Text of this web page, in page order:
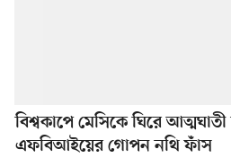
বিশ্বকাপে মেসিকে ঘিরে আত্মঘাতী
এফবিআইয়ের গোপন নথি ফাঁস